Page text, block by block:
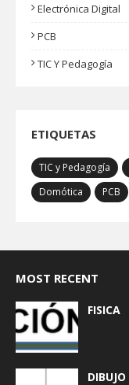
Electrónica Digital
PCB
TIC Y Pedagogía
ETIQUETAS
TIC y Pedagogía
Domótica
PCB
MOST RECENT
FISICA